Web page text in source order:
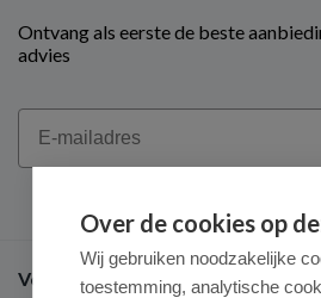
Ontvang als eerste de beste
advies
Email
Veel gestelde vragen
Over de cookies op
Wij gebruiken noodzakelijke
toestemming, analytische